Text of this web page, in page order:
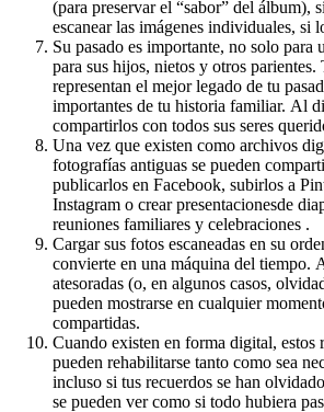
(para preservar el “sabor” del álbum),
escanear las imágenes individuales, si
Su pasado es importante, no solo para
para sus hijos, nietos y otros
representan el mejor legado de tu
importantes de tu historia familiar. Al
compartirlos con todos sus seres
Una vez que existen como archivos
fotografías antiguas se pueden
publicarlos en Facebook, subirlos a
Instagram o crear presentacionesde
reuniones familiares y celebraciones .
Cargar sus fotos escaneadas en su
convierte en una máquina del tiempo.
atesoradas (o, en algunos casos,
pueden mostrarse en cualquier
compartidas.
Cuando existen en forma digital, estos
pueden rehabilitarse tanto como sea
incluso si tus recuerdos se han
se pueden ver como si todo hubiera